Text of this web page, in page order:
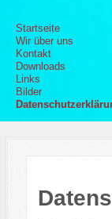
Startseite
Wir über uns
Kontakt
Downloads
Links
Bilder